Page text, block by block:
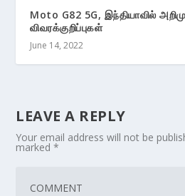
Moto G82 5G, இந்தியாவில்
விவரக்குறிப்புகள்
June 14, 2022
LEAVE A REPLY
Your email address will not be
marked*